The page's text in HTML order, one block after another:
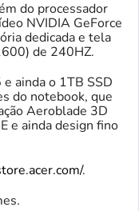
do processador
NVIDIA GeForce
dedicada e tela
de 240HZ.
ainda o 1TB SSD
do notebook, que
Aeroblade 3D
e ainda design fino
.